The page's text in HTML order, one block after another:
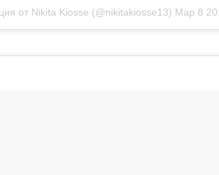
от Nikita Kiosse (@nikitakiosse13) Мар 8